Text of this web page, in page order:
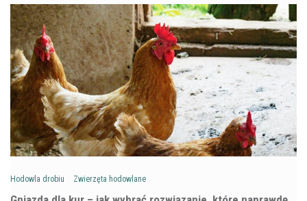
Hodowla drobiu Zwierzęta hodowlane